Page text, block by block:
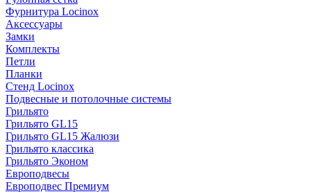
Фурнитура Locinox
Аксессуары
Замки
Комплекты
Петли
Планки
Стенд Locinox
Подвесные и потолочные системы
Грильято
Грильято GL15
Грильято GL15 Жалюзи
Грильято классика
Грильято Эконом
Европодвесы
Европодвес Премиум